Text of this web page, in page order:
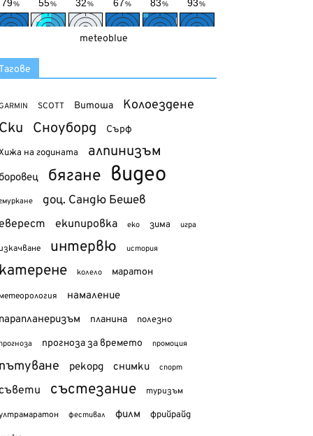
meteoblue
SCOTT Витоша Колоездене
Сноуборд Сърф
на годината алпинизъм
бягане видео
доц. Сандю Бешев
екипировка еко зима игра
интервю история
колело маратон
намаление
планина полезно
прогноза за времето промоция
рекорд снимки спорт
състезание туризъм
фестивал филм фрийрайд